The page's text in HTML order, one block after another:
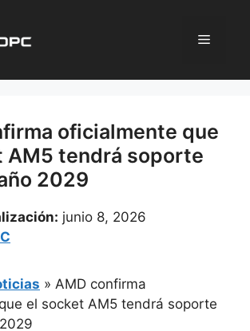
Menú
oficialmente que
AM5 tendrá soporte
2029
junio 8, 2026
» AMD confirma
el socket AM5 tendrá soporte